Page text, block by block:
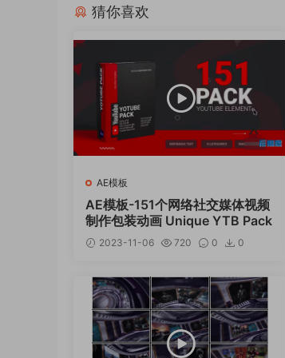
猜你喜欢
AE模板
AE模板-151个网络社交媒体视频
制作包装动画 Unique YTB Pack
2023-11-06 720 0
0